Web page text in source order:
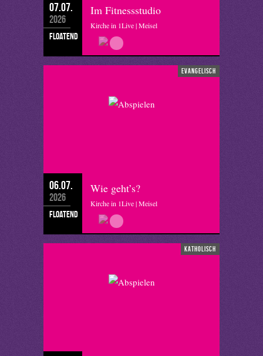
07.07.
2026
floatend
Im Fitnessstudio
Kirche in 1Live | Meisel
evangelisch
06.07.
2026
floatend
Wie geht’s?
Kirche in 1Live | Meisel
katholisch